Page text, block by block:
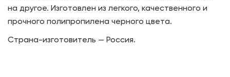
на другое. Изготовлен из легкого, качественного и
прочного полипропилена черного цвета.
Страна-изготовитель — Россия.